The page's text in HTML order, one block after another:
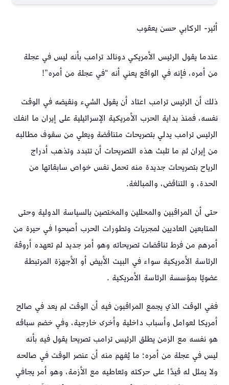
أثير- الركابي حسن يعقوب
عندما يقول الرئيس الأمريكي دونالد ترامب بأنه ليس في عجلة
من أمره، فإنه في الواقع يعني أنه “في عجلة من أمره”!
ذلك أن الرئيس ترامب اعتاد أن يقول الشيء ونقيضه في الوقت
نفسه، فمنذ بداية الحرب الأمريكية الإسرائيلية على إيران ما انفك
الرئيس ترامب يدلي بتصريحات متناقضة ويعلي من سقوف مطالبه
من إيران ثم ما تلبث هذه التصريحات أن تتبدد وتذهب أدراج
الرياح بتصريحات جديدة منه تحمل نفس خواص سابقاتها من
الحدة، و التناقض، والمبالغة.
حتى أن المراقبين والمحللين والمختصين بالسياسة الدولية وحتى
المتابعين العاديين لمجريات وتطورات الحرب أصبحوا في حيرة من
أمرهم من فرط تناقضات تصريحاته وهو أمر جديد لم تعهده أروقة
الرئاسة الأمريكية سواء في البيت الأبيض أو الأجهزة المرتبطة
عضويًا بمؤسسة الرئاسة الأمريكية .
ففي الوقت الذي يجمع المراقبون فيه أن الوقت لم يعد في صالح
أمريكا لعوامل وأسباب داخلية وأخرى خارجية، وفي خضم سباقه
هو نفسه مع الزمن يطلق الرئيس ترامب تصريحا يقول فيه بأنه
ليس في عجلة من أمره؛ ما يُفهم منه أن عنصر الوقت في صالحه
ولا يمثل له قيدًا على حركته وتعاطيه مع الأزمة، وهو أمر يجافي